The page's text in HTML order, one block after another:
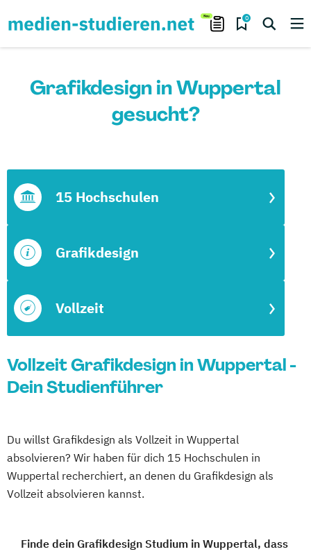
0
Grafikdesign in Wuppertal
gesucht?
Vollzeit
Grafikdesign
15 Hochschulen
Vollzeit Grafikdesign in Wuppertal -
Dein Studienführer
Du willst Grafikdesign als Vollzeit in Wuppertal
absolvieren? Wir haben für dich 15 Hochschulen in
Wuppertal recherchiert, an denen du Grafikdesign als
Vollzeit absolvieren kannst.
Finde dein Grafikdesign Studium in Wuppertal, dass